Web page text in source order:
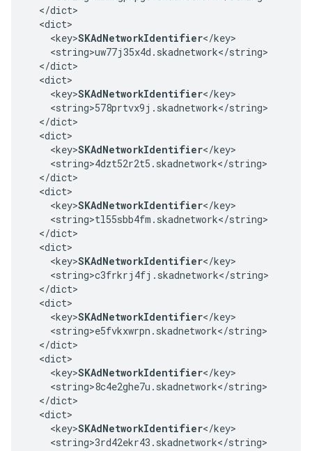
  </dict>
  <dict>
    <key>
SKAdNetworkIdentifier</key>
    <string>uw77j35x4d.skadnetwork</string>
  </dict>
  <dict>
    <key>
SKAdNetworkIdentifier</key>
    <string>578prtvx9j.skadnetwork</string>
  </dict>
  <dict>
    <key>
SKAdNetworkIdentifier</key>
    <string>4dzt52r2t5.skadnetwork</string>
  </dict>
  <dict>
    <key>
SKAdNetworkIdentifier</key>
    <string>tl55sbb4fm.skadnetwork</string>
  </dict>
  <dict>
    <key>
SKAdNetworkIdentifier</key>
    <string>c3frkrj4fj.skadnetwork</string>
  </dict>
  <dict>
    <key>
SKAdNetworkIdentifier</key>
    <string>e5fvkxwrpn.skadnetwork</string>
  </dict>
  <dict>
    <key>
SKAdNetworkIdentifier</key>
    <string>8c4e2ghe7u.skadnetwork</string>
  </dict>
  <dict>
    <key>
SKAdNetworkIdentifier</key>
    <string>3rd42ekr43.skadnetwork</string>